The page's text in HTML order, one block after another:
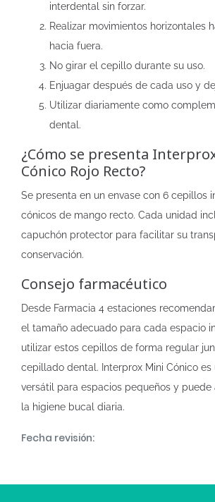
interdental sin forzar.
Realizar movimientos horizontales
hacia fuera.
No girar el cepillo durante su uso.
Enjuagar después de cada uso y
Utilizar diariamente como
dental.
¿Cómo se presenta
Cónico Rojo Recto?
Se presenta en un envase con 6 cepillos
cónicos de mango recto. Cada unidad
capuchón protector para facilitar su
conservación.
Consejo farmacéutico
Desde Farmacia 4 estaciones
el tamaño adecuado para cada espacio
utilizar estos cepillos de forma regular
cepillado dental. Interprox Mini Cónico es
versátil para espacios pequeños y puede
la higiene bucal diaria.
Fecha revisión: